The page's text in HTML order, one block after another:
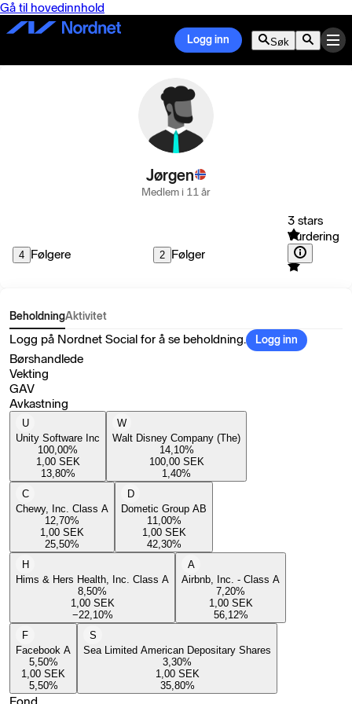
Gå til hovedinnhold
Logg inn Søk
Jørgen
Medlem i 11 år
4 Følgere 2 Følger
3 stars
Vurdering
BeholdningAktivitet
Logg på Nordnet Social for å se beholdning. Logg inn
Børshandlede
Vekting
GAV
Avkastning
U
Unity Software Inc
100,00%
1,00 SEK
13,80%
W
Walt Disney Company (The)
14,10%
100,00 SEK
1,40%
C
Chewy, Inc. Class A
12,70%
1,00 SEK
25,50%
D
Dometic Group AB
11,00%
1,00 SEK
42,30%
H
Hims & Hers Health, Inc. Class A
8,50%
1,00 SEK
−22,10%
A
Airbnb, Inc. - Class A
7,20%
1,00 SEK
56,12%
F
Facebook A
5,50%
1,00 SEK
5,50%
S
Sea Limited American Depositary Shares
3,30%
1,00 SEK
35,80%